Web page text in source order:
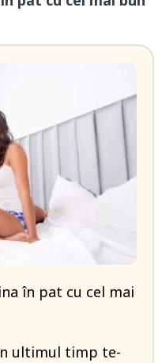
în pat cu cel mai
ultimul timp te-